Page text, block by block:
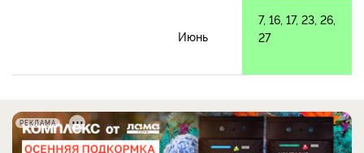
Июнь
7, 16, 17, 23, 26,
27
РЕКЛАМА